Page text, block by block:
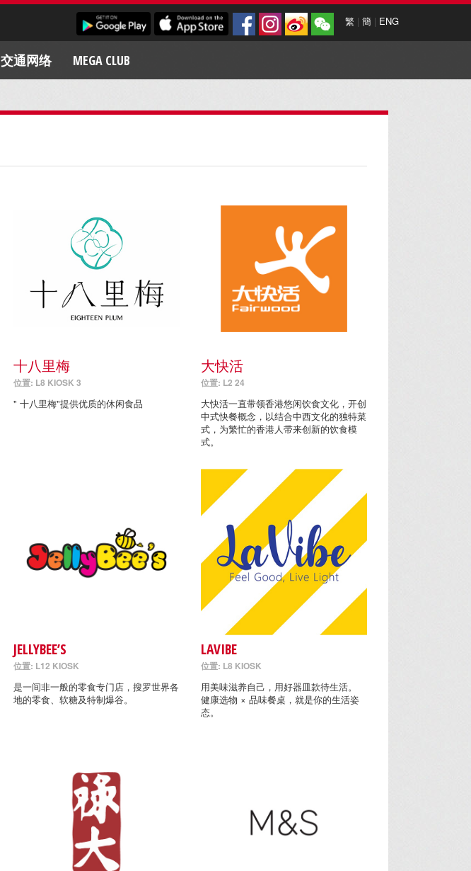
繁 | 簡 | ENG
交通网络 MEGA CLUB
十八里梅
位置: L8 KIOSK 3
" 十八里梅"提供优质的休闲食品
大快活
位置: L2 24
大快活一直带领香港悠闲饮食文化，开创
中式快餐概念，以结合中西文化的独特菜
式，为繁忙的香港人带来创新的饮食模
式。
JELLYBEE’S
位置: L12 KIOSK
是一间非一般的零食专门店，搜罗世界各
地的零食、软糖及特制爆谷。
LAVIBE
位置: L8 KIOSK
用美味滋养自己，用好器皿款待生活。
健康选物 × 品味餐桌，就是你的生活姿
态。